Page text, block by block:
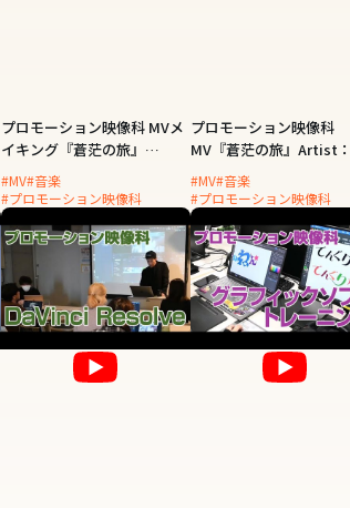
プロモーション映像科 MVメ
イキング『蒼茫の旅』
Artist：北守さいか
#MV#音楽
#プロモーション映像科
プロモーション映像科
MV『蒼茫の旅』Artist
守さいか
#MV#音楽
#プロモーション映像科